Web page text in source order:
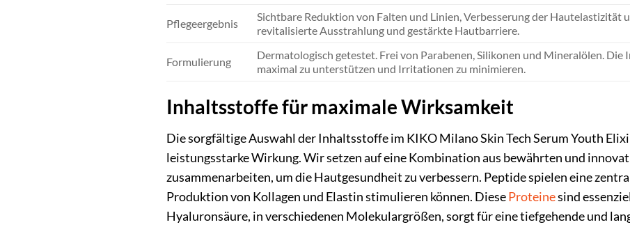
Pflegeergebnis
Sichtbare Reduktion von Falten und Linien, Verbesserung der
revitalisierte Ausstrahlung und gestärkte Hautbarriere.
Formulierung
Dermatologisch getestet. Frei von Parabenen, Silikonen und Mineralölen.
maximal zu unterstützen und Irritationen zu minimieren.
Inhaltsstoffe für maximale Wirksamkeit
Die sorgfältige Auswahl der Inhaltsstoffe im KIKO Milano Skin Tech Serum Youth
leistungsstarke Wirkung. Wir setzen auf eine Kombination aus bewährten und
zusammenarbeiten, um die Hautgesundheit zu verbessern. Peptide spielen eine
Produktion von Kollagen und Elastin stimulieren können. DieseProteinesind
Hyaluronsäure, in verschiedenen Molekulargrößen, sorgt für eine tiefgehende und